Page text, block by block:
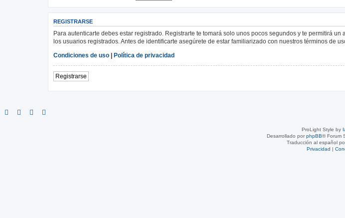
REGISTRARSE
Para autenticarte debes estar registrado. Registrarte te tomará solo unos pocos segundos y te permitirá
los usuarios registrados. Antes de identificarte asegúrete de estar familiarizado con nuestros términos de
Condiciones de uso | Política de privacidad
Registrarse
ProLight Style by
Desarrollado porphpBB® Forum
Traducción al español
Privacidad |